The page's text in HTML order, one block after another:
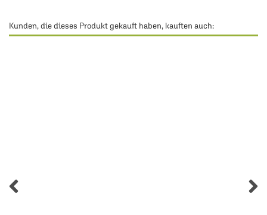
Kunden, die dieses Produkt gekauft haben, kauften auch: